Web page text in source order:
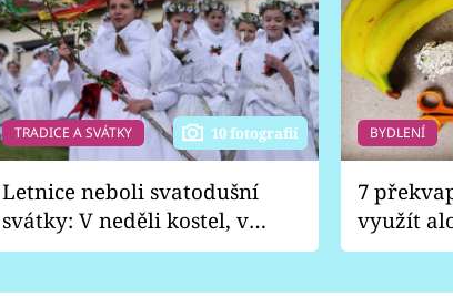
TRADICE A SVÁTKY 10 fotografií
Letnice neboli svatodušní
svátky: V neděli kostel, v
pondělí zábava
BYDLENÍ
7
využít